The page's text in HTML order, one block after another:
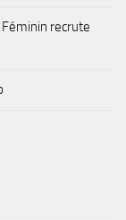
Féminin recrute